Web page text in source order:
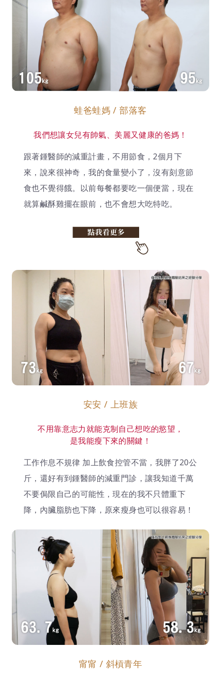
蛙爸蛙媽 / 部落客
我們想讓女兒有帥氣、美麗又健康的爸媽！
跟著鍾醫師的減重計畫，不用節食，2個月下
來，說來很神奇，我的食量變小了，沒有刻意節
食也不覺得餓。以前每餐都要吃一個便當，現在
就算鹹酥雞擺在眼前，也不會想大吃特吃。
安安 / 上班族
不用靠意志力就能克制自己想吃的慾望，
是我能瘦下來的關鍵！
工作作息不規律 加上飲食控管不當，我胖了20公
斤，還好有到鍾醫師的減重門診，讓我知道千萬
不要侷限自己的可能性，現在的我不只體重下
降，內臟脂肪也下降，原來瘦身也可以很容易！
甯甯 / 斜槓青年